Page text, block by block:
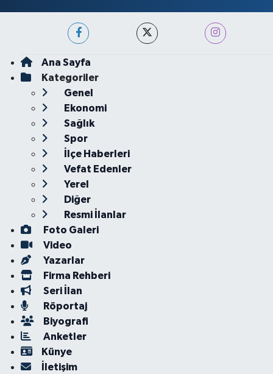
Ana Sayfa
Kategoriler
Genel
Ekonomi
Sağlık
Spor
İlçe Haberleri
Vefat Edenler
Yerel
Diğer
Resmi İlanlar
Foto Galeri
Video
Yazarlar
Firma Rehberi
Seri İlan
Röportaj
Biyografi
Anketler
Künye
İletişim